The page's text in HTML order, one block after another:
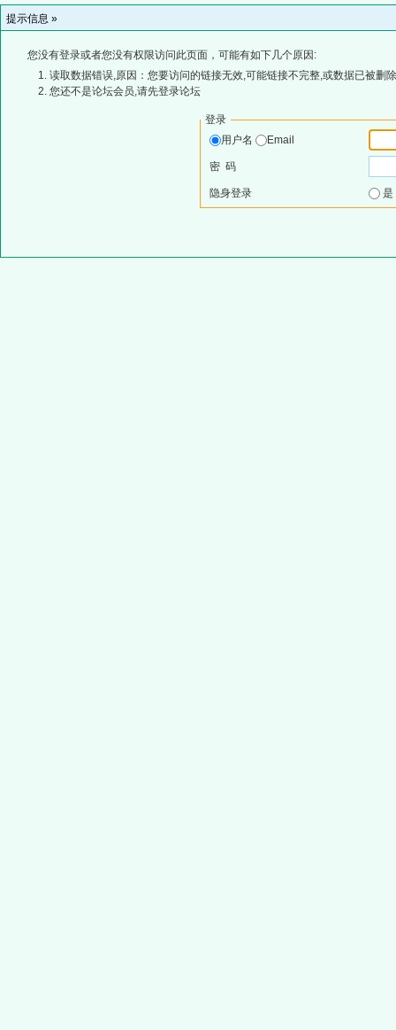
提示信息 »
您没有登录或者您没有权限访问此页面，可能有如下几个原因:
读取数据错误,原因：您要访问的链接无效,可能链接不完整,或数据已被删
您还不是论坛会员,请先登录论坛
登录
用户名
Email
密 码
隐身登录